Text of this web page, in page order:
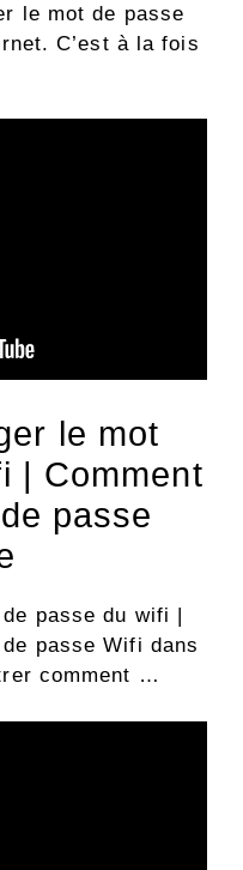
le mot de passe
C’est à la fois
le mot
| Comment
passe
passe du wifi |
passe Wifi dans
comment …